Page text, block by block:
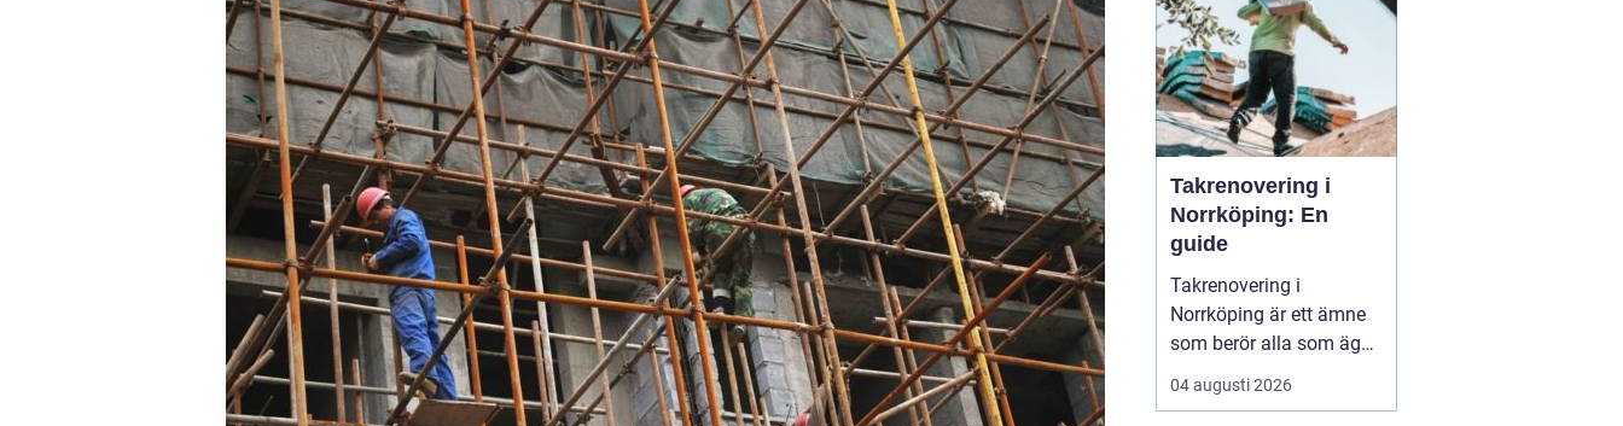
Takrenovering i
Norrköping: En
guide
Takrenovering i
Norrköping är ett ämne
som berör alla som äger
hus, radhus eller
flerfamiljshus i området.
04 augusti 2026